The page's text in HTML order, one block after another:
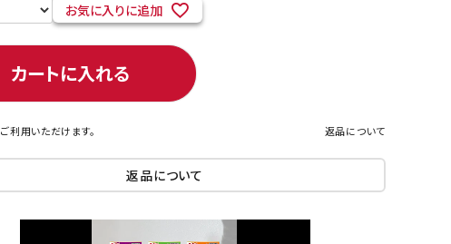
お気に入りに追加
カートに入れる
ご利用いただけます。 返品について
返品について